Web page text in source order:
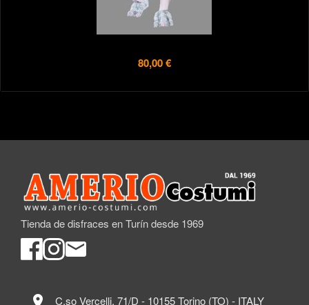
80,00 €
Tienda de disfraces en Turín desde 1969
location_on C.so Vercelli, 71/D - 10155 Torino (TO) - ITALY